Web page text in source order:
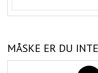
MÅSKE ER DU